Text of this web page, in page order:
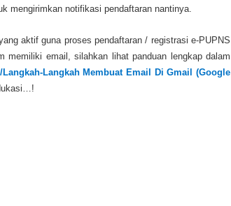
mengirimkan notifikasi pendaftaran nantinya.
aktif guna proses pendaftaran / registrasi e-PUPNS
memiliki email, silahkan lihat panduan lengkap dalam
Langkah Membuat Email Di Gmail (Google